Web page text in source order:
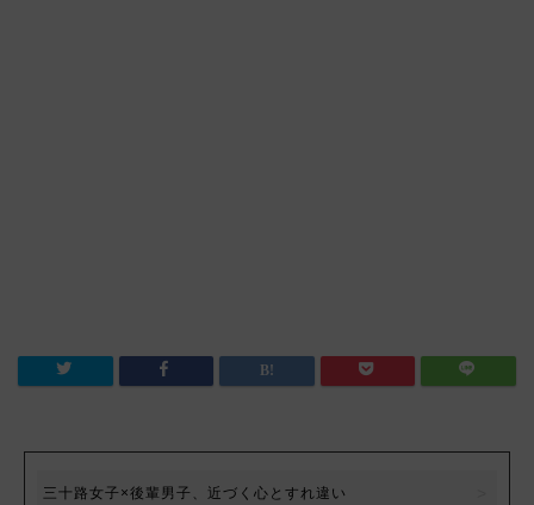
三十路女子×後輩男子、近づく心とすれ違い